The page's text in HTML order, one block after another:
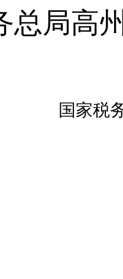
总局高
国家税